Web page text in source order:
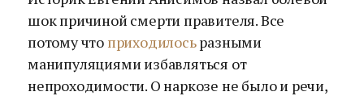
шок причиной смерти правителя. Все
потому что приходилосьразными
манипуляциями избавляться от
непроходимости. О наркозе не было и речи,